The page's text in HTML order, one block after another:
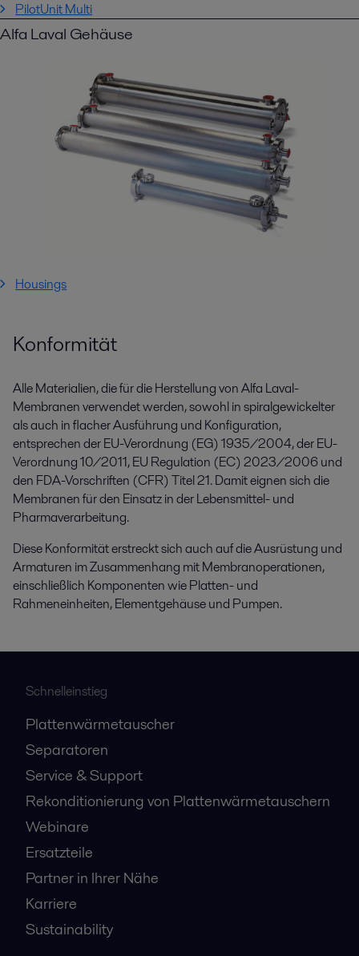
PilotUnit Multi
Alfa Laval Gehäuse
Housings
Konformität
Alle Materialien, die für die Herstellung von Alfa Laval-
Membranen verwendet werden, sowohl in spiralgewickelter
als auch in flacher Ausführung und Konfiguration,
entsprechen der EU-Verordnung (EG) 1935/2004, der EU-
Verordnung 10/2011, EU Regulation (EC) 2023/2006 und
den FDA-Vorschriften (CFR) Titel 21. Damit eignen sich die
Membranen für den Einsatz in der Lebensmittel- und
Pharmaverarbeitung.
Diese Konformität erstreckt sich auch auf die Ausrüstung und
Armaturen im Zusammenhang mit Membranoperationen,
einschließlich Komponenten wie Platten- und
Rahmeneinheiten, Elementgehäuse und Pumpen.
Schnelleinstieg
Plattenwärmetauscher
Separatoren
Service & Support
Rekonditionierung von Plattenwärmetauschern
Webinare
Ersatzteile
Partner in Ihrer Nähe
Karriere
Sustainability